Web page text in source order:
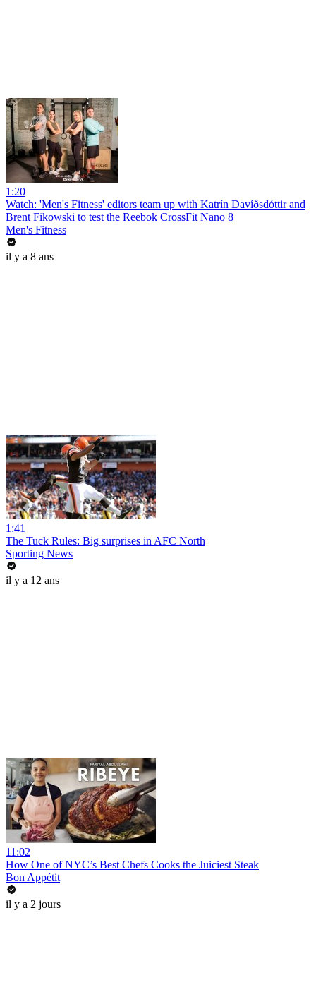
1:20
Watch: 'Men's Fitness' editors team up with Katrín Davíðsdóttir and
Brent Fikowski to test the Reebok CrossFit Nano 8
Men's Fitness
il y a 8 ans
1:41
The Tuck Rules: Big surprises in AFC North
Sporting News
il y a 12 ans
11:02
How One of NYC’s Best Chefs Cooks the Juiciest Steak
Bon Appétit
il y a 2 jours